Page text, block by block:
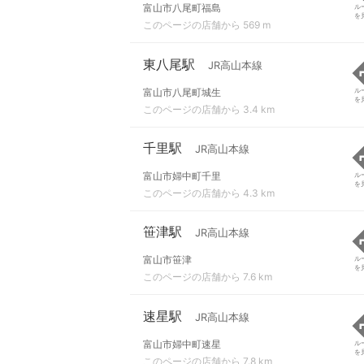
富山市八尾町福島
このページの店舗から 569 m
ル
を
東八尾駅 JR高山本線
富山市八尾町城生
このページの店舗から 3.4 km
ル
を
千里駅 JR高山本線
富山市婦中町千里
このページの店舗から 4.3 km
ル
を
笹津駅 JR高山本線
富山市笹津
このページの店舗から 7.6 km
ル
を
速星駅 JR高山本線
富山市婦中町速星
このページの店舗から 7.8 km
ル
を